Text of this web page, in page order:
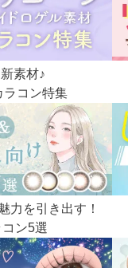
素材♪
ラコン特集
力を引き出す！
ン5選